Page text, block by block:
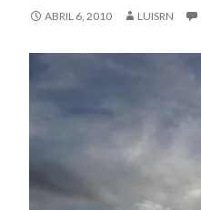
ABRIL 6, 2010 LUISRN